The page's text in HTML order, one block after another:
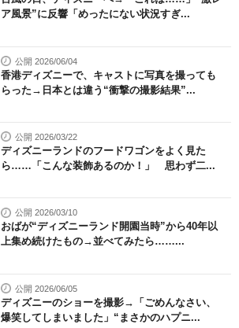
ア風景”に反響「めったにない状況すぎ...
公開 2026/06/04
香港ディズニーで、キャストに写真を撮っても
らった→日本とは違う“衝撃の撮影結果”...
公開 2026/03/22
ディズニーランドのフードワゴンをよく見た
ら……「こんな装飾あるのか！」 思わず二...
公開 2026/03/10
おばが“ディズニーランド開園当時”から40年以
上集め続けたもの→並べてみたら……...
公開 2026/06/05
ディズニーのショーを撮影→「ごめんなさい、
爆笑してしまいました」“まさかのハプニ...